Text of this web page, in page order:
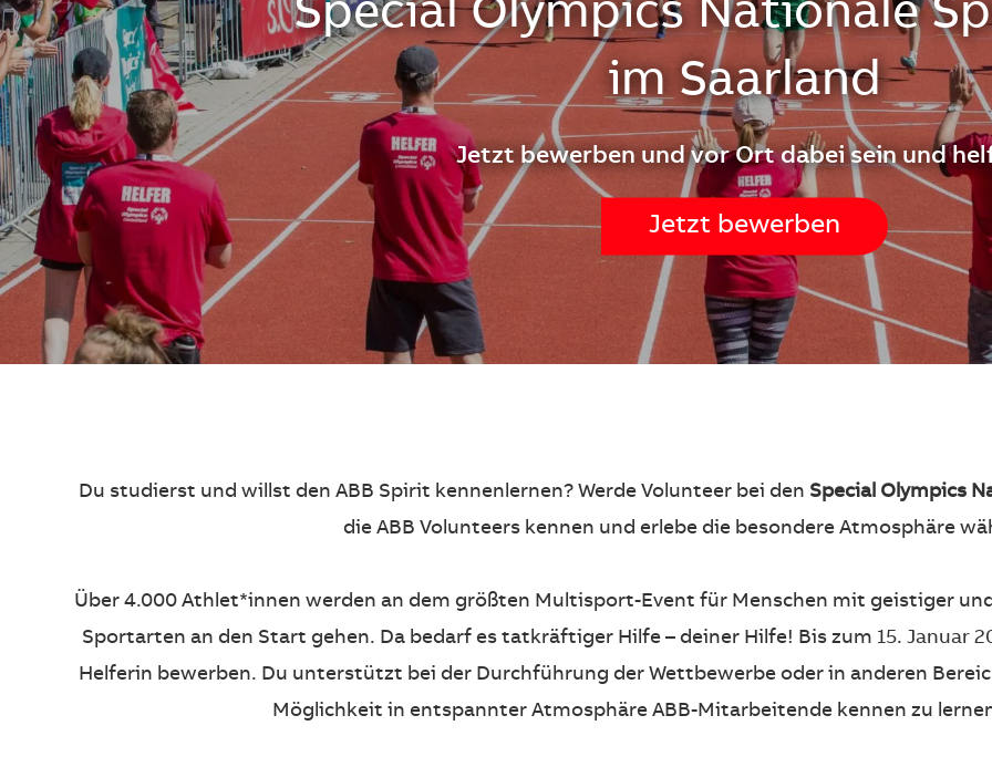
Special Olympics Nationale
im Saarland
Jetzt bewerben und vor Ort dabei sein und
Jetzt bewerben
Du studierst und willst den ABB Spirit kennenlernen? Werde Volunteer bei den Special Olympics
die ABB Volunteers kennen und erlebe die besondere Atmosphäre
Über 4.000 Athlet*innen werden an dem größten Multisport-Event für Menschen mit geistiger
Sportarten an den Start gehen. Da bedarf es tatkräftiger Hilfe – deiner Hilfe! Bis zum 15. Januar
Helferin bewerben. Du unterstützt bei der Durchführung der Wettbewerbe oder in anderen
Möglichkeit in entspannter Atmosphäre ABB-Mitarbeitende kennen zu